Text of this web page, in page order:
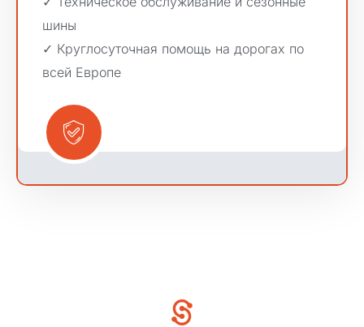
шины
✓ Круглосуточная помощь на дорогах по
всей Европе